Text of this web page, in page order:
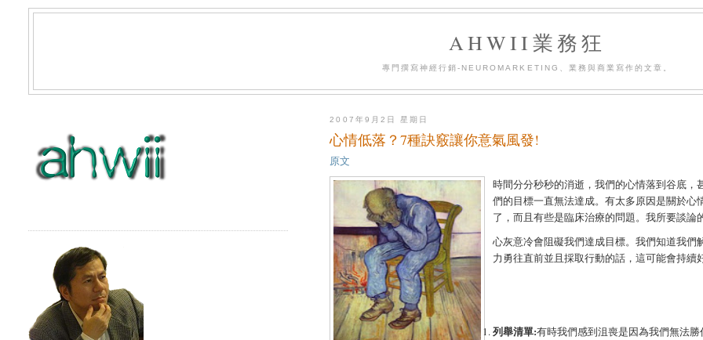
AHWII業務狂
專門撰寫神經行銷-NEUROMARKETING、業務與商業寫作的文章。
2007年9月2日 星期日
心情低落？7種訣竅讓你意氣風發!
原文
時間分分秒秒的消逝，我們的心情落到谷底
們的目標一直無法達成。有太多原因是關於
了，而且有些是臨床治療的問題。我所要談論
心灰意冷會阻礙我們達成目標。我們知道我
力勇往直前並且採取行動的話，這可能會持續
列舉清單:有時我們感到沮喪是因為我們無法